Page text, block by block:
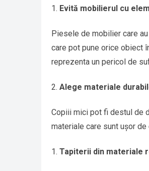
Evită mobilierul cu
Piesele de mobilier care
care pot pune orice obiect
reprezenta un pericol de
Alege materiale
Copiii mici pot fi destul de
materiale care sunt ușor
Tapiterii din materiale